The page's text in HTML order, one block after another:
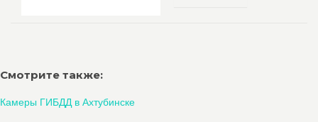
Смотрите также:
Камеры ГИБДД в Ахтубинске